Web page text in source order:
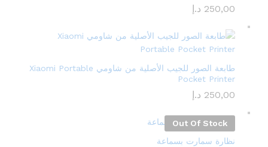
250,00 د.إ
طابعة الصور للجيب الأصلية من شاومي Xiaomi Portable
Pocket Printer
250,00 د.إ
Out Of Stock
نظارة سمارت بسماعة